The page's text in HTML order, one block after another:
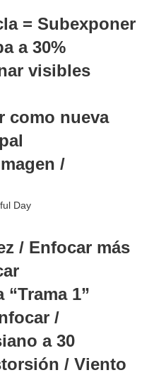
= Subexponer
a 30%
visibles
como nueva
/
/ Enfocar más
“Trama 1”
/
a 30
/ Viento